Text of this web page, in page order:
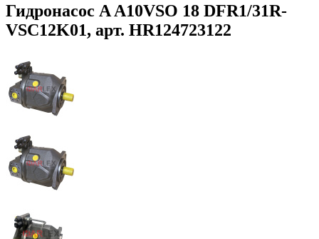
Гидронасос A A10VSO 18 DFR1/31R-
VSC12K01, арт. HR124723122